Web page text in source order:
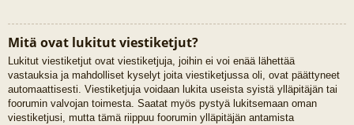
Mitä ovat lukitut viestiketjut?
Lukitut viestiketjut ovat viestiketjuja, joihin ei voi enää lähettää
vastauksia ja mahdolliset kyselyt joita viestiketjussa oli, ovat päättyneet
automaattisesti. Viestiketjuja voidaan lukita useista syistä ylläpitäjän tai
foorumin valvojan toimesta. Saatat myös pystyä lukitsemaan oman
viestiketjusi, mutta tämä riippuu foorumin ylläpitäjän antamista